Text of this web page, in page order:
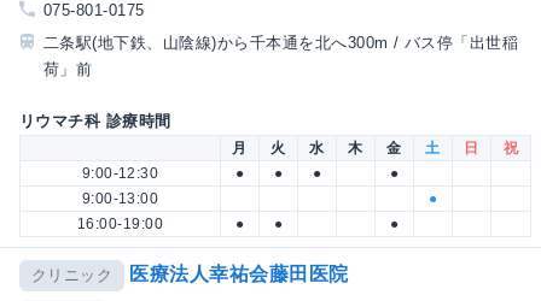
075-801-0175
二条駅(地下鉄、山陰線)から千本通を北へ300m / バス停「出世稲
荷」前
リウマチ科 診療時間
月 火 水 木 金 土 日
祝
9:00-12:30
● ● ●
●
9:00-13:00
●
16:00-19:00
● ● ●
クリニック 医療法人幸祐会藤田医院